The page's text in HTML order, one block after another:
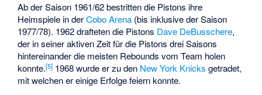
Ab der Saison 1961/62 bestritten die Pistons ihre
Heimspiele in derCobo Arena (bis inklusive der Saison
1977/78). 1962 drafteten die Pistons Dave DeBusschere,
der in seiner aktiven Zeit für die Pistons drei Saisons
hintereinander die meisten Rebounds vom Team holen
konnte.[5] 1968 wurde er zu den New York Knicks getradet,
mit welchen er einige Erfolge feiern konnte.